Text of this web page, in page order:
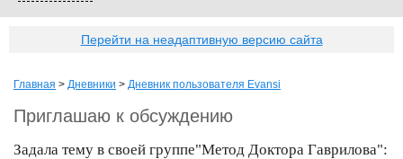
Перейти на неадаптивную версию сайта
Главная > Дневники > Дневник пользователя Evansi
Приглашаю к обсуждению
Задала тему в своей группе"Метод Доктора Гаврилова":